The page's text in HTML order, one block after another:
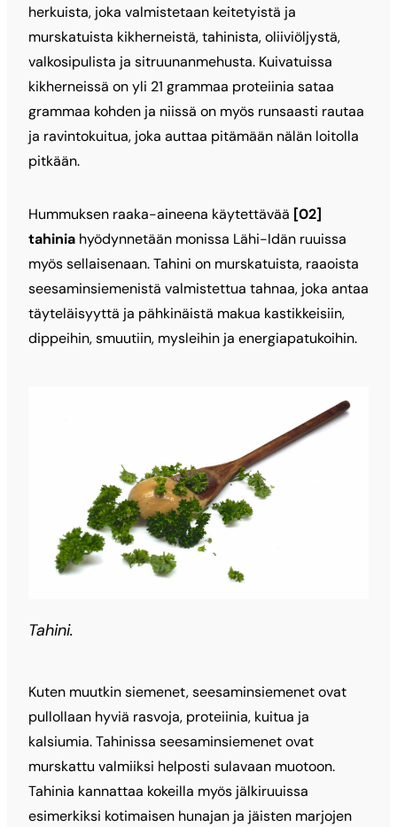
herkuista, joka valmistetaan keitetyistä ja
murskatuista kikherneistä, tahinista, oliiviöljystä,
valkosipulista ja sitruunanmehusta. Kuivatuissa
kikherneissä on yli 21 grammaa proteiinia sataa
grammaa kohden ja niissä on myös runsaasti rautaa
ja ravintokuitua, joka auttaa pitämään nälän loitolla
pitkään.
Hummuksen raaka-aineena käytettävää [02]
tahinia hyödynnetään monissa Lähi-Idän ruuissa
myös sellaisenaan. Tahini on murskatuista, raaoista
seesaminsiemenistä valmistettua tahnaa, joka antaa
täyteläisyyttä ja pähkinäistä makua kastikkeisiin,
dippeihin, smuutiin, mysleihin ja energiapatukoihin.
Tahini.
Kuten muutkin siemenet, seesaminsiemenet ovat
pullollaan hyviä rasvoja, proteiinia, kuitua ja
kalsiumia. Tahinissa seesaminsiemenet ovat
murskattu valmiiksi helposti sulavaan muotoon.
Tahinia kannattaa kokeilla myös jälkiruuissa
esimerkiksi kotimaisen hunajan ja jäisten marjojen